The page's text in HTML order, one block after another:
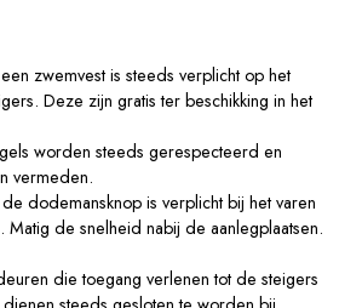
zwemvest is steeds verplicht op het
Deze zijn gratis ter beschikking in het
worden steeds gerespecteerd en
vermeden.
dodemansknop is verplicht bij het varen
Matig de snelheid nabij de aanlegplaatsen.
die toegang verlenen tot de steigers